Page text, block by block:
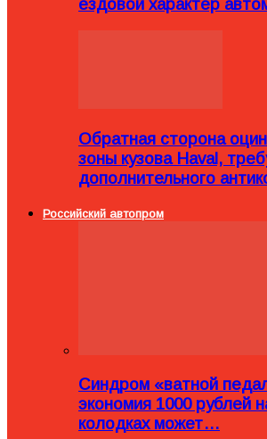
Обратная сторона
зоны кузова Haval,
дополнительного
Российский автопром
Синдром «ватной
экономия 1000 рублей
колодках может…